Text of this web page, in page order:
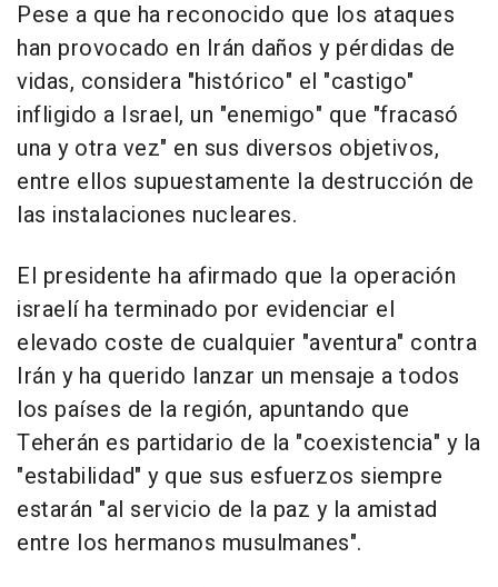
Pese a que ha reconocido que los ataques
han provocado en Irán daños y pérdidas de
vidas, considera "histórico" el "castigo"
infligido a Israel, un "enemigo" que "fracasó
una y otra vez" en sus diversos objetivos,
entre ellos supuestamente la destrucción de
las instalaciones nucleares.
El presidente ha afirmado que la operación
israelí ha terminado por evidenciar el
elevado coste de cualquier "aventura" contra
Irán y ha querido lanzar un mensaje a todos
los países de la región, apuntando que
Teherán es partidario de la "coexistencia" y la
"estabilidad" y que sus esfuerzos siempre
estarán "al servicio de la paz y la amistad
entre los hermanos musulmanes".